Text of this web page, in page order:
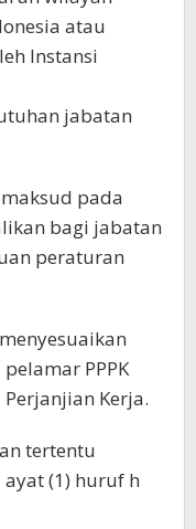
atau
Instansi
jabatan
pada
bagi jabatan
peraturan
PPPK
Kerja.
tertentu
(1) huruf h